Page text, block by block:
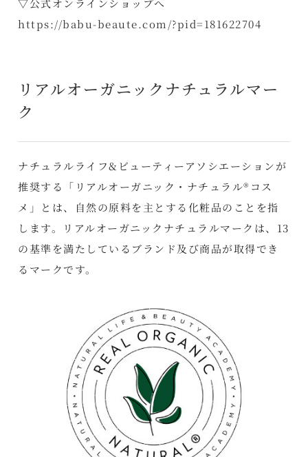
▽公式オンラインショップへ
https://babu-beaute.com/?pid=181622704
リアルオーガニックナチュラルマー
ク
ナチュラルライフ&ビューティーアソシエーションが
推奨する「リアルオーガニック・ナチュラル®コス
メ」とは、自然の原料を主とする化粧品のことを指
します。リアルオーガニックナチュラルマークは、13
の基準を満たしているブランド及び商品が取得でき
るマークです。